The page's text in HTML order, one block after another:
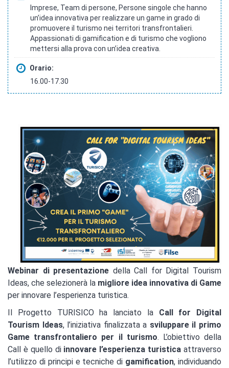
Imprese, Team di persone, Persone singole che hanno
un’idea innovativa per realizzare un game in grado di
promuovere il turismo nei territori transfrontalieri.
Appassionati di gamification e di turismo che vogliono
mettersi alla prova con un’idea creativa.
Orario:
16.00-17.30
Webinar di presentazione della Call for Digital Tourism
Ideas, che selezionerà la migliore idea innovativa di Game
per innovare l’esperienza turistica.
Il Progetto TURISICO ha lanciato la Call for Digital
Tourism Ideas, l’iniziativa finalizzata a sviluppare il primo
Game transfrontaliero per il turismo. L’obiettivo della
Call è quello di innovare l’esperienza turistica attraverso
l’utilizzo di principi e tecniche di gamification, individuando